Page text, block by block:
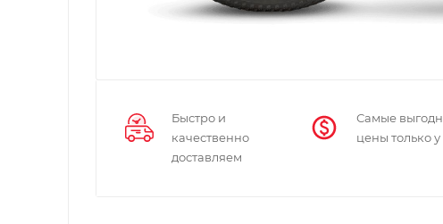
Быстро и
качественно
доставляем
Самые
цены только у